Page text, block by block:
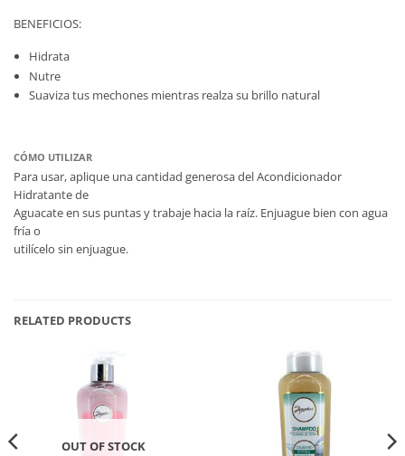
BENEFICIOS:
Hidrata
Nutre
Suaviza tus mechones mientras realza su brillo natural
CÓMO UTILIZAR
Para usar, aplique una cantidad generosa del Acondicionador
Hidratante de
Aguacate en sus puntas y trabaje hacia la raíz. Enjuague bien con agua
fría o
utilícelo sin enjuague.
RELATED PRODUCTS
OUT OF STOCK